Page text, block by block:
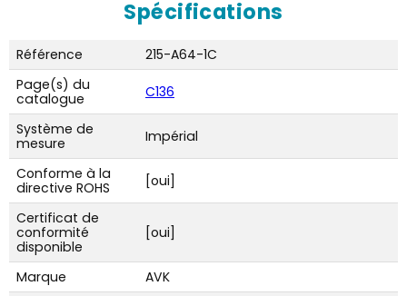
Spécifications
Référence
215-A64-1C
Page(s) du
catalogue
C136
Système de
mesure
Impérial
Conforme à la
directive ROHS
[oui]
Certificat de
conformité
disponible
[oui]
Marque
AVK